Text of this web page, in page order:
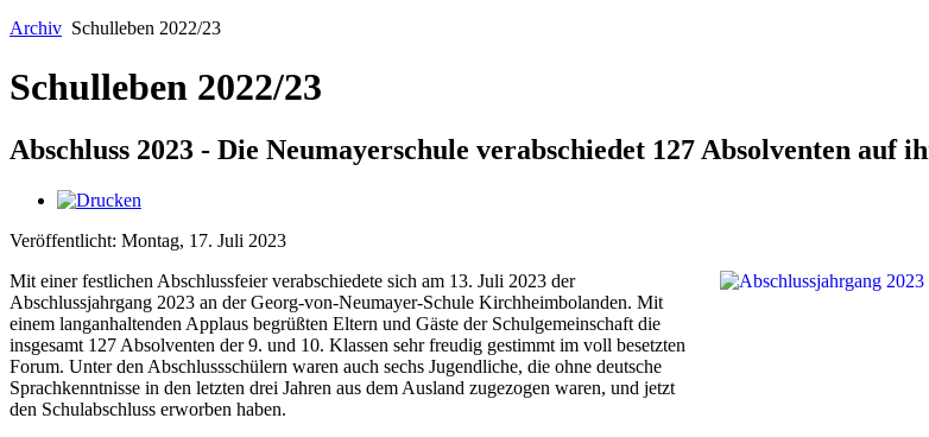
Archiv Schulleben 2022/23
Schulleben 2022/23
Abschluss 2023 - Die Neumayerschule verabschiedet 127 Absolventen auf
Veröffentlicht: Montag, 17. Juli 2023
Mit einer festlichen Abschlussfeier verabschiedete sich am 13. Juli 2023 der
Abschlussjahrgang 2023 an der Georg-von-Neumayer-Schule Kirchheimbolanden. Mit
einem langanhaltenden Applaus begrüßten Eltern und Gäste der Schulgemeinschaft die
insgesamt 127 Absolventen der 9. und 10. Klassen sehr freudig gestimmt im voll besetzten
Forum. Unter den Abschlussschülern waren auch sechs Jugendliche, die ohne deutsche
Sprachkenntnisse in den letzten drei Jahren aus dem Ausland zugezogen waren, und jetzt
den Schulabschluss erworben haben.